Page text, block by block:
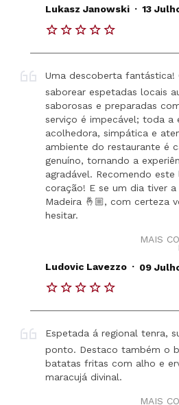
Lukasz Janowski . 13
Uma descoberta fantástica!
saborear espetadas locais
saborosas e preparadas
serviço é impecável; toda a
acolhedora, simpática e
ambiente do restaurante é
genuíno, tornando a
agradável. Recomendo
coração! E se um dia tiver
Madeira 🤞🏼, com certeza
hesitar.
MAIS
Ludovic Lavezzo . 09
Espetada á regional tenra,
ponto. Destaco também o
batatas fritas com alho e
maracujá divinal.
MAIS